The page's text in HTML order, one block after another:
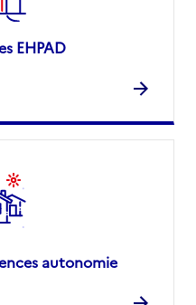
EHPAD
autonomie